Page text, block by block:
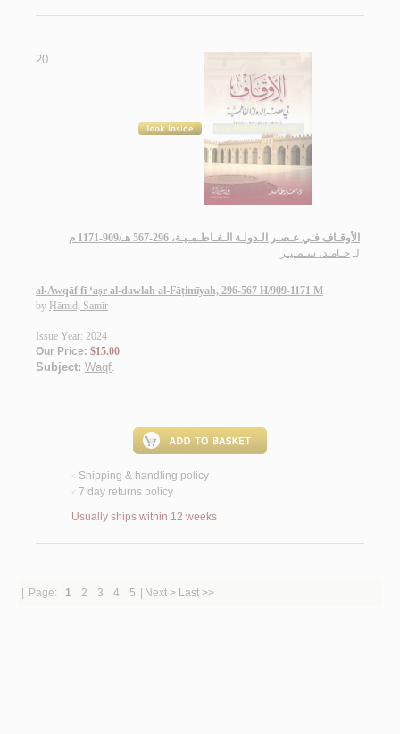
20.
الأوقـاف فـي عـصـر الـدولـة الـفـاطـمـيـة، 296-567 هـ/909-1171 م
لـ حـامـد، سـمـيـر
al-Awqāf fī ‘aṣr al-dawlah al-Fāṭimīyah, 296-567 H/909-1171 M
by Ḥāmid, Samīr
Issue Year: 2024
Our Price: $15.00
Subject: Waqf.
< Shipping & handling policy
< 7 day returns policy
Usually ships within 12 weeks
Page: 1 2 3 4 5 Next > Last >>